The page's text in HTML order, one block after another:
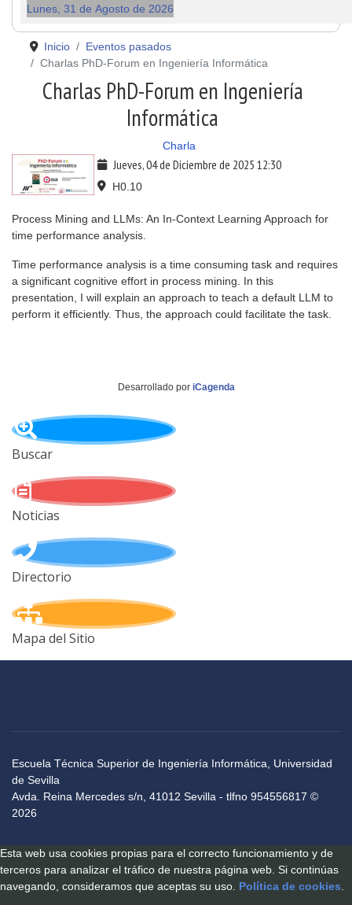
Lunes, 31 de Agosto de 2026
Inicio
Eventos pasados
Charlas PhD-Forum en Ingeniería Informática
Charlas PhD-Forum en Ingeniería
Informática
Charla
Jueves, 04 de Diciembre de 2025 12:30
H0.10
Process Mining and LLMs: An In-Context Learning Approach for
time performance analysis.
Time performance analysis is a time consuming task and requires
a significant cognitive effort in process mining. In this
presentation, I will explain an approach to teach a default LLM to
perform it efficiently. Thus, the approach could facilitate the task.
Desarrollado por iCagenda
Buscar
Noticias
Directorio
Mapa del Sitio
Escuela Técnica Superior de Ingeniería Informática, Universidad
de Sevilla
Avda. Reina Mercedes s/n, 41012 Sevilla - tlfno 954556817 ©
2026
Esta web usa cookies propias para el correcto funcionamiento y de
terceros para analizar el tráfico de nuestra página web. Si continúas
navegando, consideramos que aceptas su uso. Política de cookies.